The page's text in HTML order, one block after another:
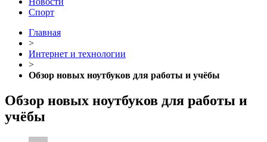
Спорт
Главная
>
Интернет и технологии
>
Обзор новых ноутбуков для работы и учёбы
Обзор новых ноутбуков для работы и
учёбы